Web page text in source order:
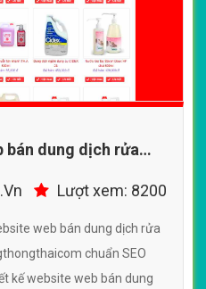
bán dung dịch rửa
Lượt xem: 8200
web bán dung dịch rửa
chuẩn SEO
kế website web bán dung